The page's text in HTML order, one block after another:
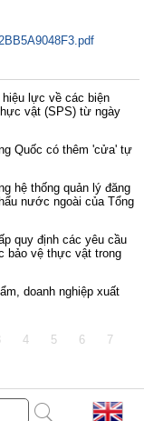
lực về các biện
vật (SPS) từ ngày
Quốc có thêm 'cửa' tự
hệ thống quản lý đăng
nước ngoài của Tổng
quy định các yêu cầu
bảo vệ thực vật trong
doanh nghiệp xuất
4 5 6 7